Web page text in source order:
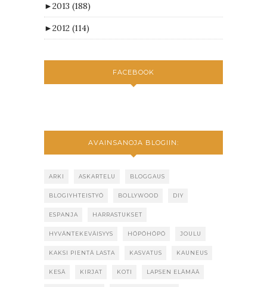
►2013 (188)
►2012 (114)
FACEBOOK
AVAINSANOJA BLOGIIN:
ARKI ASKARTELU BLOGGAUS
BLOGIYHTEISTYÖ BOLLYWOOD DIY
ESPANJA HARRASTUKSET
HYVÄNTEKEVÄISYYS HÖPÖHÖPÖ JOULU
KAKSI PIENTÄ LASTA KASVATUS KAUNEUS
KESÄ KIRJAT KOTI LAPSEN ELÄMÄÄ